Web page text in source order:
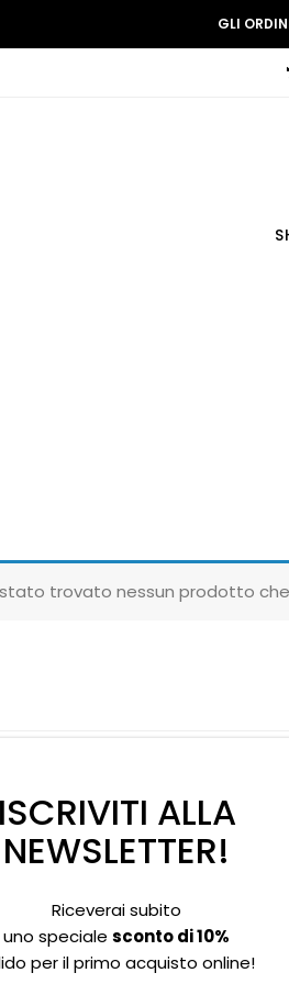
GLI
trovato nessun prodotto
Privacy policy Informativa Cookies
ISCRIVITI ALLA
NEWSLETTER!
Riceverai subito
uno speciale sconto di 10%
per il primo acquisto online!